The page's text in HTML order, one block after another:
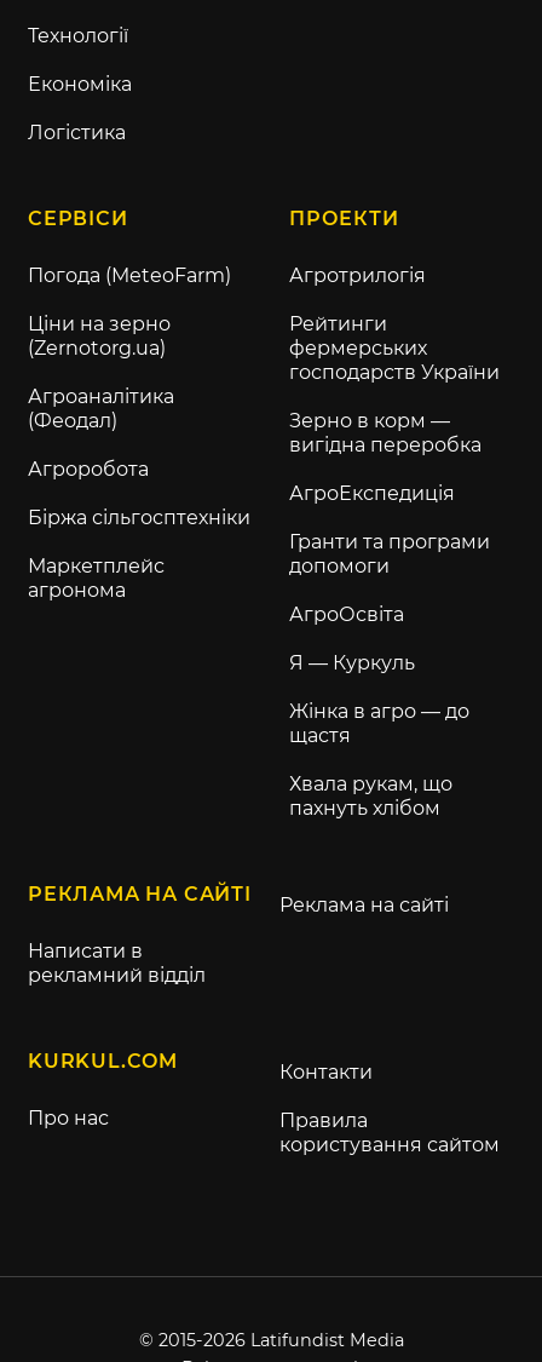
Технології
Економіка
Логістика
СЕРВІСИ
Погода (MeteoFarm)
Ціни на зерно
(Zernotorg.ua)
Агроаналітика
(Феодал)
Агроробота
Біржа сільгосптехніки
Маркетплейс
агронома
ПРОЕКТИ
Агротрилогія
Рейтинги
фермерських
господарств України
Зерно в корм —
вигідна переробка
АгроЕкспедиція
Гранти та програми
допомоги
АгроОсвіта
Я — Куркуль
Жінка в агро — до
щастя
Хвала рукам, що
пахнуть хлібом
РЕКЛАМА НА САЙТІ
Написати в
рекламний відділ
Реклама на сайті
KURKUL.COM
Про нас
Контакти
Правила
користування сайтом
© 2015-2026 Latifundist Media